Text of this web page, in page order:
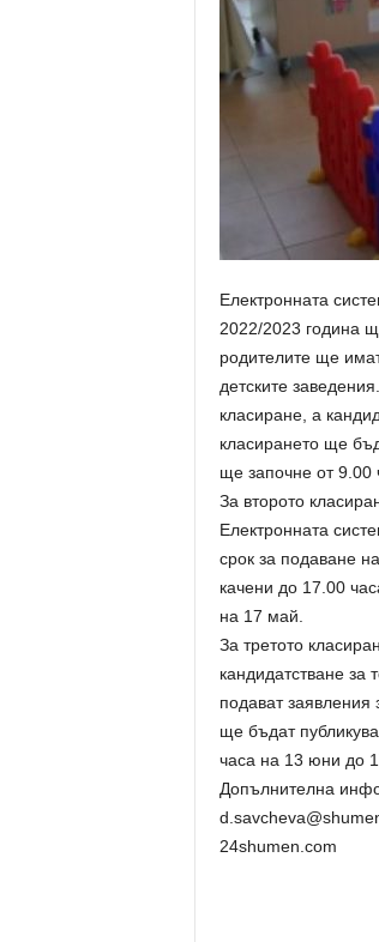
Електронната
2022/2023 година
родителите ще
детските
класиране, а
класирането ще
ще започне от
За второто
Електронната
срок за подаване
качени до 17.00
на 17 май.
За третото
кандидатстване за
подават
ще бъдат
часа на 13 юни до
Допълнителна
24shumen.com